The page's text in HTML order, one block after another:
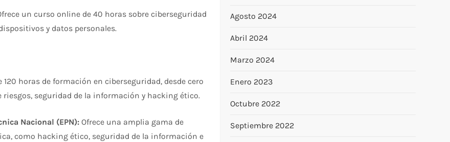
un curso online de 40 horas sobre ciberseguridad
y datos personales.
120 horas de formación en ciberseguridad, desde cero
seguridad de la información y hacking ético.
Nacional (EPN): Ofrece una amplia gama de
como hacking ético, seguridad de la información e
Agosto 2024
Abril 2024
Marzo 2024
Enero 2023
Octubre 2022
Septiembre 2022